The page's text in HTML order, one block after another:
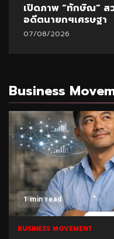
เปิดภาพ “ทักษิณ” ส
อดีตนายกฯเศรษฐา
07/08/2026
Business
1 min read
BUSINESS MOVEMENT